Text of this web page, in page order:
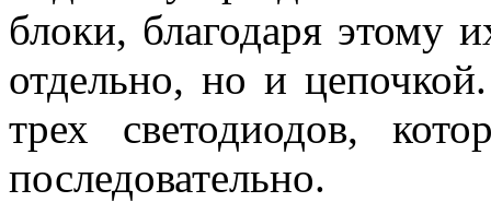
блоки, благодаря этому
отдельно, но и
трех светодиодов,
последовательно.